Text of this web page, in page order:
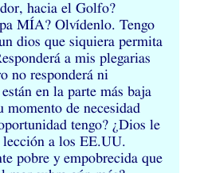
hacia el Golfo?
MÍA? Olvídenlo. Tengo
dios que siquiera permita
a mis plegarias
no responderá ni
en la parte más baja
momento de necesidad
tengo? ¿Dios le
lección a losEE.UU.
pobre y empobrecida que